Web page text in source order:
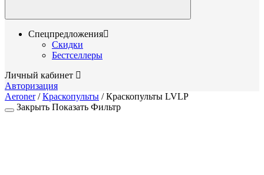
Спецпредложения
Скидки
Бестселлеры
Личный кабинет
Авторизация
Aeroner/Краскопульты /Краскопульты LVLP
Закрыть Показать Фильтр